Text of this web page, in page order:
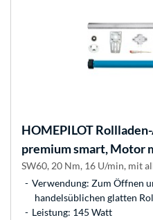
HOMEPILOT
premium smart, Motor
SW60, 20 Nm, 16 U/min, mit
Verwendung: Zum Öffnen
handelsüblichen glatten
Leistung: 145 Watt